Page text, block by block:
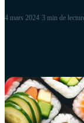
4 mars 2024 3 min de